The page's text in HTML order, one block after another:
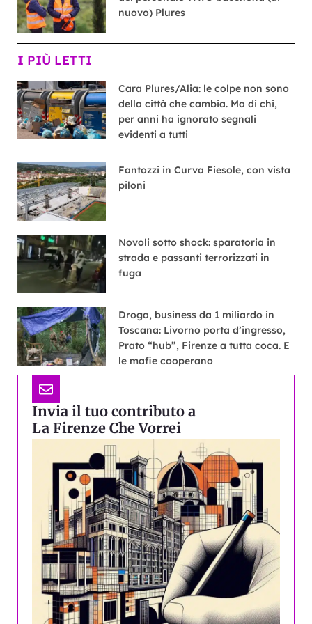
nuovo) Plures
I PIÙ LETTI
Cara Plures/Alia: le colpe non sono
della città che cambia. Ma di chi,
per anni ha ignorato segnali
evidenti a tutti
Fantozzi in Curva Fiesole, con vista
piloni
Novoli sotto shock: sparatoria in
strada e passanti terrorizzati in
fuga
Droga, business da 1 miliardo in
Toscana: Livorno porta d’ingresso,
Prato “hub”, Firenze a tutta coca. E
le mafie cooperano
Invia il tuo contributo a
La Firenze Che Vorrei